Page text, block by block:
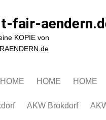
fair-
KOPIE von
HOME HOME HOME
AKW Brokdorf